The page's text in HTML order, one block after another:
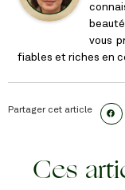
vous
fiables et riches en
Partager cet article
Ces